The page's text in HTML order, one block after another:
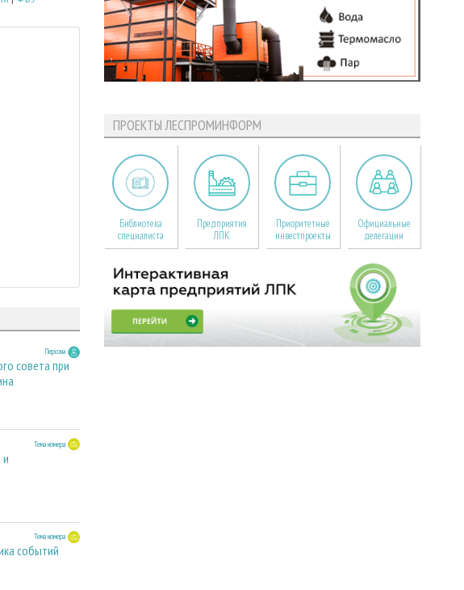
Персона
совета при
Тема номера
Тема номера
событий
ПРОЕКТЫ ЛЕСПРОМИНФОРМ
Библиотека
специалиста
Предприятия
ЛПК
Приоритетные
инвестпроекты
Официальные
делегации